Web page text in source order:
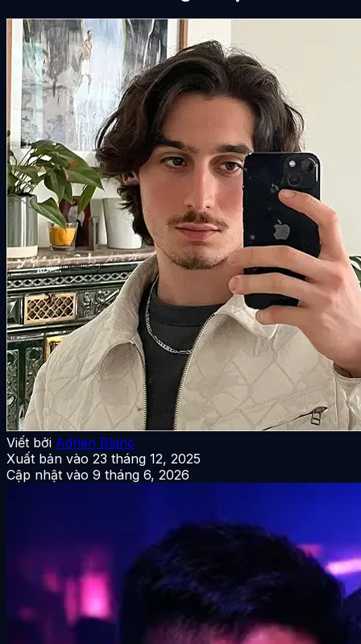
Viết bởi Adrien Blanc
Xuất bản vào 23 tháng 12, 2025
Cập nhật vào 9 tháng 6, 2026